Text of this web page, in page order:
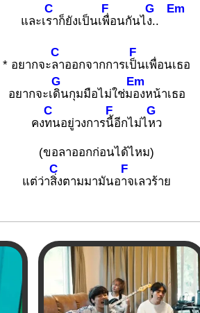
และเ
C
ราก็ยังเป็นเ
F
พื่อนกันไ
G
ง..
Em
* อยากจะ
C
ลาออกจากการเ
F
ป็นเพื่อนเธอ
อยากจะเ
G
ดินกุมมือไม่ใช่ม
Em
องหน้าเธอ
คง
C
ทนอยู่วงการ
F
นี้อีกไม่ไ
G
หว
(ขอลาออกก่อนได้ไหม)
แต่ว่า
C
สิ่งตามมามันอ
F
าจเลวร้าย